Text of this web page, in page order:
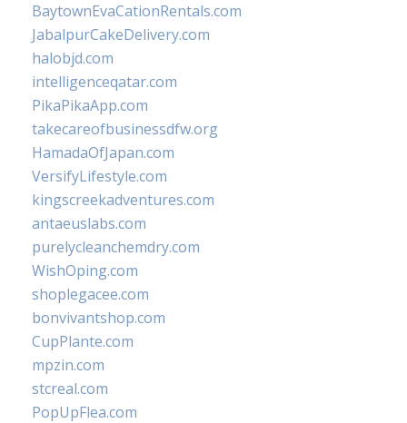
BaytownEvaCationRentals.com
JabalpurCakeDelivery.com
halobjd.com
intelligenceqatar.com
PikaPikaApp.com
takecareofbusinessdfw.org
HamadaOfJapan.com
VersifyLifestyle.com
kingscreekadventures.com
antaeuslabs.com
purelycleanchemdry.com
WishOping.com
shoplegacee.com
bonvivantshop.com
CupPlante.com
mpzin.com
stcreal.com
PopUpFlea.com